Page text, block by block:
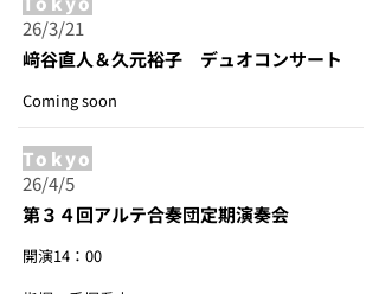
26/3/21
﨑谷直人＆久元裕子 デュオコンサート
Coming soon
Tokyo
26/4/5
第３４回アルテ合奏団定期演奏会
開演14：00